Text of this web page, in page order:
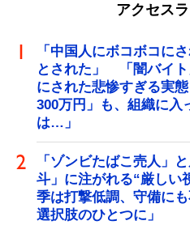
アクセス
「中国人にボコボコに
とされた」 「闇バイ
にされた悲惨すぎる実
300万円」も、組織に入
は…」
「ゾンビたばこ売人」
斗」に注がれる“厳し
季は打撃低調、守備に
選択肢のひとつに」